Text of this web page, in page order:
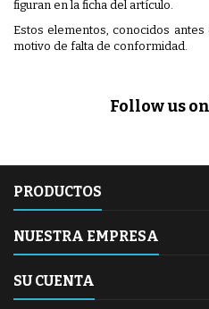
figuran en la ficha del artículo.
Estos elementos, conocidos
motivo de falta de conformidad.
Follow us
PRODUCTOS
NUESTRA EMPRESA
SU CUENTA